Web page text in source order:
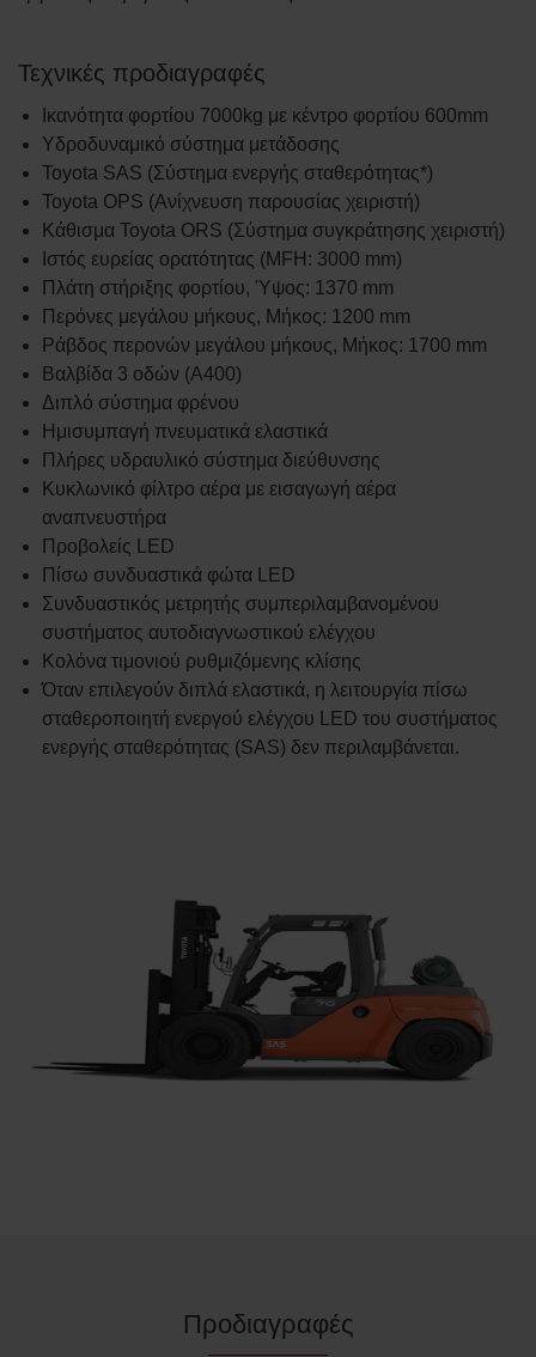
Τεχνικές προδιαγραφές
Ικανότητα φορτίου 7000kg με κέντρο φορτίου 600mm
Υδροδυναμικό σύστημα μετάδοσης
Toyota SAS (Σύστημα ενεργής σταθερότητας*)
Toyota OPS (Ανίχνευση παρουσίας χειριστή)
Κάθισμα Toyota ORS (Σύστημα συγκράτησης χειριστή)
Ιστός ευρείας ορατότητας (MFH: 3000 mm)
Πλάτη στήριξης φορτίου, Ύψος: 1370 mm
Περόνες μεγάλου μήκους, Μήκος: 1200 mm
Ράβδος περονών μεγάλου μήκους, Μήκος: 1700 mm
Βαλβίδα 3 οδών (A400)
Διπλό σύστημα φρένου
Ημισυμπαγή πνευματικά ελαστικά
Πλήρες υδραυλικό σύστημα διεύθυνσης
Κυκλωνικό φίλτρο αέρα με εισαγωγή αέρα
αναπνευστήρα
Προβολείς LED
Πίσω συνδυαστικά φώτα LED
Συνδυαστικός μετρητής συμπεριλαμβανομένου
συστήματος αυτοδιαγνωστικού ελέγχου
Κολόνα τιμονιού ρυθμιζόμενης κλίσης
Όταν επιλεγούν διπλά ελαστικά, η λειτουργία πίσω
σταθεροποιητή ενεργού ελέγχου LED του συστήματος
ενεργής σταθερότητας (SAS) δεν περιλαμβάνεται.
Προδιαγραφές